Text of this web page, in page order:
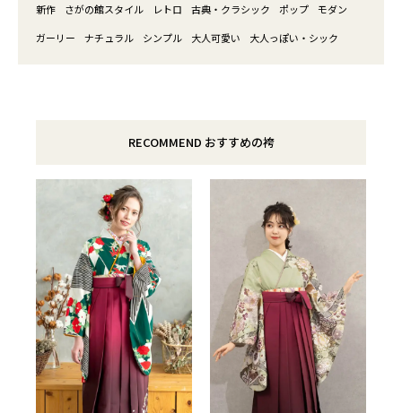
新作
さがの館スタイル レトロ 古典・クラシック ポップ
モダン
ガーリー
ナチュラル シンプル 大人可愛い 大人っぽい・シック
RECOMMEND おすすめの袴